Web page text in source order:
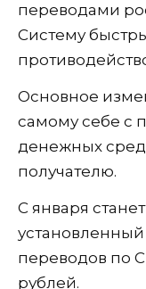
переводами
Систему
Основное
самому себе с
денежных
получателю.
С января
переводов по
рублей.